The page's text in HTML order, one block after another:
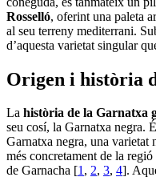
Rosselló, oferint una paleta
al seu terreny mediterrani.
d’aquesta varietat singular
Origen i història
La història de la Garnatxa
seu cosí, la Garnatxa negra.
Garnatxa negra, una varietat
més concretament de la
de Garnacha [1, 2, 3, 4].